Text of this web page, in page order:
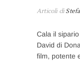
Articoli di
Cala il
David di
film, potente